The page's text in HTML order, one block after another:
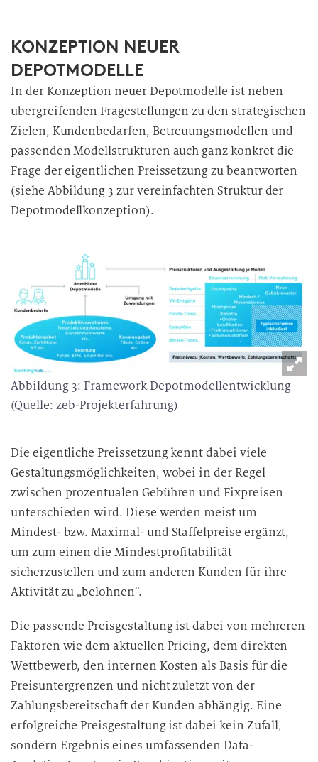
l
i
g
n
g
i
n
d
i
e
n
v
e
r
a
r
i
t
u
n
g
KONZEPTION NEUER
DEPOTMODELLE
In der Konzeption neuer Depotmodelle ist neben
übergreifenden Fragestellungen zu den strategischen
Zielen, Kundenbedarfen, Betreuungsmodellen und
passenden Modellstrukturen auch ganz konkret die
Frage der eigentlichen Preissetzung zu beantworten
(siehe Abbildung 3 zur vereinfachten Struktur der
Depotmodellkonzeption).
Abbildung 3: Framework Depotmodellentwicklung
(Quelle: zeb-Projekterfahrung)
Die eigentliche Preissetzung kennt dabei viele
Gestaltungsmöglichkeiten, wobei in der Regel
zwischen prozentualen Gebühren und Fixpreisen
unterschieden wird. Diese werden meist um
Mindest- bzw. Maximal- und Staffelpreise ergänzt,
um zum einen die Mindestprofitabilität
sicherzustellen und zum anderen Kunden für ihre
Aktivität zu „belohnen“.
Die passende Preisgestaltung ist dabei von mehreren
Faktoren wie dem aktuellen Pricing, dem direkten
Wettbewerb, den internen Kosten als Basis für die
Preisuntergrenzen und nicht zuletzt von der
Zahlungsbereitschaft der Kunden abhängig. Eine
erfolgreiche Preisgestaltung ist dabei kein Zufall,
sondern Ergebnis eines umfassenden Data-